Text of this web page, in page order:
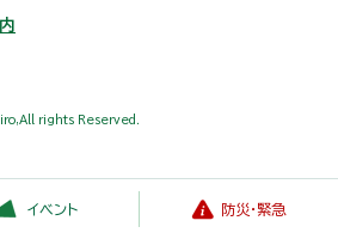
イベント 防災・緊急
rights Reserved.